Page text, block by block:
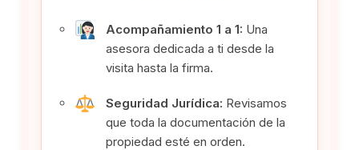
Acompañamiento 1 a 1: Una
asesora dedicada a ti desde la
visita hasta la firma.
Seguridad Jurídica: Revisamos
que toda la documentación de la
propiedad esté en orden.